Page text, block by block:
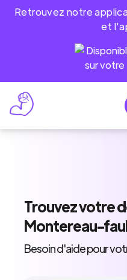
Retrouvez notre
et
Trouvezvotre
Montereau-
Besoin d'aide pour